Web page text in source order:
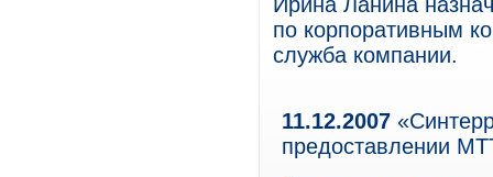
по корпоративным
служба компании.
11.12.2007
предоставлении